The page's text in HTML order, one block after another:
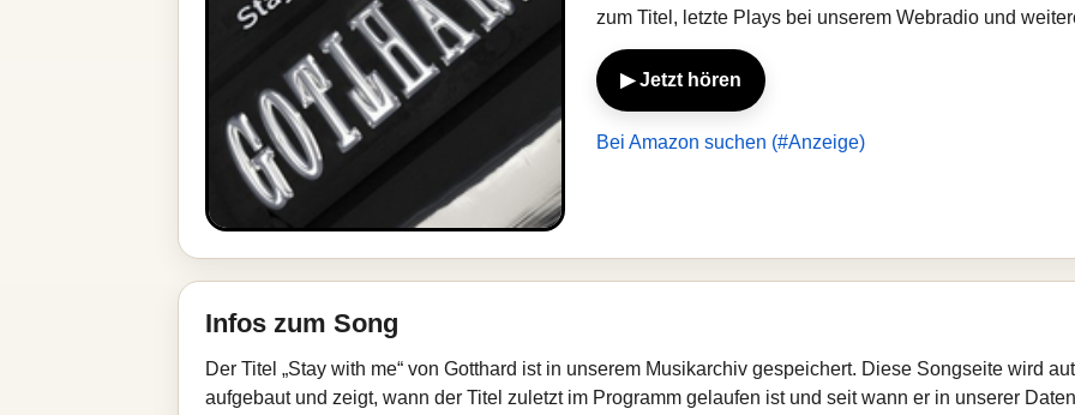
zum Titel, letzte Plays bei unserem Webradio und
▶ Jetzt hören
Bei Amazon suchen (#Anzeige)
Infos zum Song
Der Titel „Stay with me“ von Gotthard ist in unserem Musikarchiv gespeichert. Diese Songseite wird
aufgebaut und zeigt, wann der Titel zuletzt im Programm gelaufen ist und seit wann er in unserer